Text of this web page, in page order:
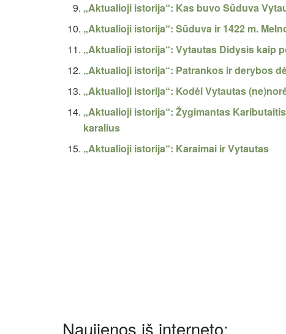
„Aktualioji istorija“: Kas buvo Sūduva
„Aktualioji istorija“: Sūduva ir 1422 m.
„Aktualioji istorija“: Vytautas Didysis kaip
„Aktualioji istorija“: Patrankos ir derybos
„Aktualioji istorija“: Kodėl Vytautas
„Aktualioji istorija“: Žygimantas
karalius
„Aktualioji istorija“: Karaimai ir Vytautas
Naujienos iš interneto: